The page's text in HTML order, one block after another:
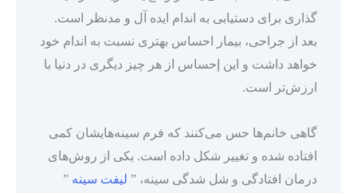
گذاری برای دستیابی به اندام ایده آل و مدنظر است.
بعد از جراحی، بیمار احساس بهتری نسبت به اندام خود
خواهد داشت و این إحساس از هر چیز دیگری در دنیا با
ارزش‌تر است.
گاهی خانم‌ها حس می‌کنند که فرم سینه‌هایشان کمی
افتاده شده و تغییر شکل داده است. یکی از روش‌های
درمان افتادگی و شل شدگی سینه، ” لیفت سینه ”